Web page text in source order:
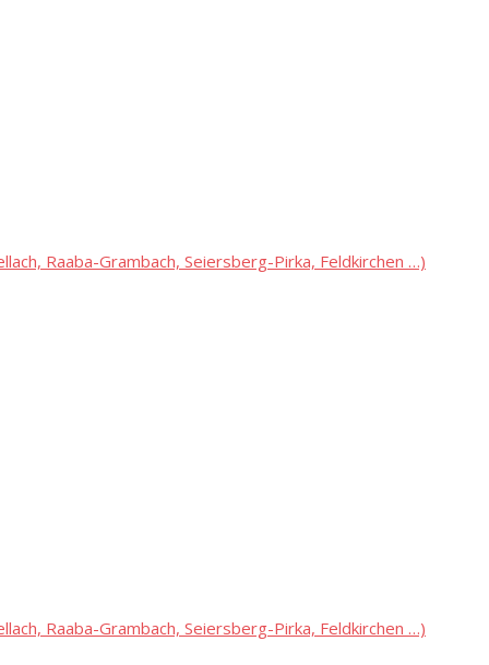
Raaba-Grambach, Seiersberg-Pirka, Feldkirchen …)
Raaba-Grambach, Seiersberg-Pirka, Feldkirchen …)